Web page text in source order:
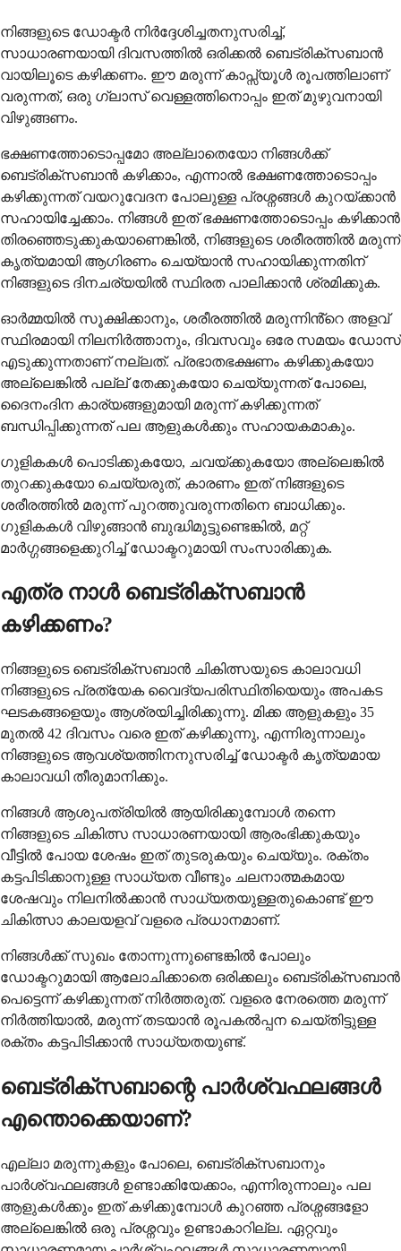
നിങ്ങളുടെ ഡോക്ടർ നിർദ്ദേശിച്ചതനുസരിച്ച്,
സാധാരണയായി ദിവസത്തിൽ ഒരിക്കൽ ബെട്രിക്സബാൻ
വായിലൂടെ കഴിക്കണം. ഈ മരുന്ന് കാപ്സ്യൂൾ രൂപത്തിലാണ്
വരുന്നത്, ഒരു ഗ്ലാസ് വെള്ളത്തിനൊപ്പം ഇത് മുഴുവനായി
വിഴുങ്ങണം.
ഭക്ഷണത്തോടൊപ്പമോ അല്ലാതെയോ നിങ്ങൾക്ക്
ബെട്രിക്സബാൻ കഴിക്കാം, എന്നാൽ ഭക്ഷണത്തോടൊപ്പം
കഴിക്കുന്നത് വയറുവേദന പോലുള്ള പ്രശ്നങ്ങൾ കുറയ്ക്കാൻ
സഹായിച്ചേക്കാം. നിങ്ങൾ ഇത് ഭക്ഷണത്തോടൊപ്പം കഴിക്കാൻ
തിരഞ്ഞെടുക്കുകയാണെങ്കിൽ, നിങ്ങളുടെ ശരീരത്തിൽ മരുന്ന്
കൃത്യമായി ആഗിരണം ചെയ്യാൻ സഹായിക്കുന്നതിന്
നിങ്ങളുടെ ദിനചര്യയിൽ സ്ഥിരത പാലിക്കാൻ ശ്രമിക്കുക.
ഓർമ്മയിൽ സൂക്ഷിക്കാനും, ശരീരത്തിൽ മരുന്നിൻ്റെ അളവ്
സ്ഥിരമായി നിലനിർത്താനും, ദിവസവും ഒരേ സമയം ഡോസ്
എടുക്കുന്നതാണ് നല്ലത്. പ്രഭാതഭക്ഷണം കഴിക്കുകയോ
അല്ലെങ്കിൽ പല്ല് തേക്കുകയോ ചെയ്യുന്നത് പോലെ,
ദൈനംദിന കാര്യങ്ങളുമായി മരുന്ന് കഴിക്കുന്നത്
ബന്ധിപ്പിക്കുന്നത് പല ആളുകൾക്കും സഹായകമാകും.
ഗുളികകൾ പൊടിക്കുകയോ, ചവയ്ക്കുകയോ അല്ലെങ്കിൽ
തുറക്കുകയോ ചെയ്യരുത്, കാരണം ഇത് നിങ്ങളുടെ
ശരീരത്തിൽ മരുന്ന് പുറത്തുവരുന്നതിനെ ബാധിക്കും.
ഗുളികകൾ വിഴുങ്ങാൻ ബുദ്ധിമുട്ടുണ്ടെങ്കിൽ, മറ്റ്
മാർഗ്ഗങ്ങളെക്കുറിച്ച് ഡോക്ടറുമായി സംസാരിക്കുക.
എത്ര നാൾ ബെട്രിക്സബാൻ
കഴിക്കണം?
നിങ്ങളുടെ ബെട്രിക്സബാൻ ചികിത്സയുടെ കാലാവധി
നിങ്ങളുടെ പ്രത്യേക വൈദ്യപരിസ്ഥിതിയെയും അപകട
ഘടകങ്ങളെയും ആശ്രയിച്ചിരിക്കുന്നു. മിക്ക ആളുകളും 35
മുതൽ 42 ദിവസം വരെ ഇത് കഴിക്കുന്നു, എന്നിരുന്നാലും
നിങ്ങളുടെ ആവശ്യത്തിനനുസരിച്ച് ഡോക്ടർ കൃത്യമായ
കാലാവധി തീരുമാനിക്കും.
നിങ്ങൾ ആശുപത്രിയിൽ ആയിരിക്കുമ്പോൾ തന്നെ
നിങ്ങളുടെ ചികിത്സ സാധാരണയായി ആരംഭിക്കുകയും
വീട്ടിൽ പോയ ശേഷം ഇത് തുടരുകയും ചെയ്യും. രക്തം
കട്ടപിടിക്കാനുള്ള സാധ്യത വീണ്ടും ചലനാത്മകമായ
ശേഷവും നിലനിൽക്കാൻ സാധ്യതയുള്ളതുകൊണ്ട് ഈ
ചികിത്സാ കാലയളവ് വളരെ പ്രധാനമാണ്.
നിങ്ങൾക്ക് സുഖം തോന്നുന്നുണ്ടെങ്കിൽ പോലും
ഡോക്ടറുമായി ആലോചിക്കാതെ ഒരിക്കലും ബെട്രിക്സബാൻ
പെട്ടെന്ന് കഴിക്കുന്നത് നിർത്തരുത്. വളരെ നേരത്തെ മരുന്ന്
നിർത്തിയാൽ, മരുന്ന് തടയാൻ രൂപകൽപ്പന ചെയ്തിട്ടുള്ള
രക്തം കട്ടപിടിക്കാൻ സാധ്യതയുണ്ട്.
ബെട്രിക്സബാന്റെ പാർശ്വഫലങ്ങൾ
എന്തൊക്കെയാണ്?
എല്ലാ മരുന്നുകളും പോലെ, ബെട്രിക്സബാനും
പാർശ്വഫലങ്ങൾ ഉണ്ടാക്കിയേക്കാം, എന്നിരുന്നാലും പല
ആളുകൾക്കും ഇത് കഴിക്കുമ്പോൾ കുറഞ്ഞ പ്രശ്നങ്ങളോ
അല്ലെങ്കിൽ ഒരു പ്രശ്നവും ഉണ്ടാകാറില്ല. ഏറ്റവും